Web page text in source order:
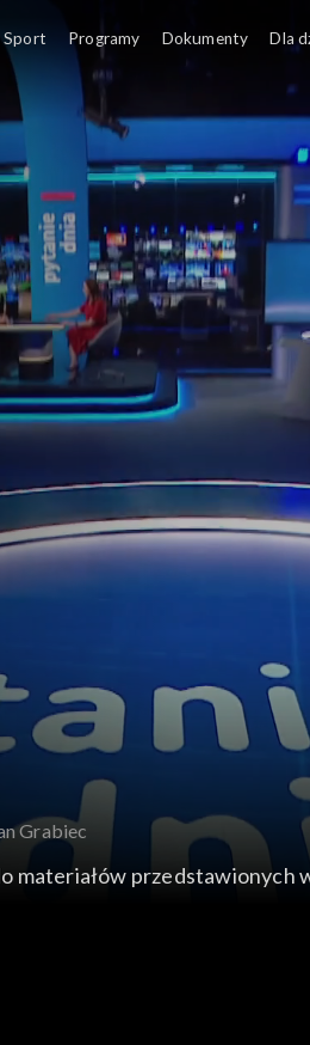
Grabiec
materiałów
Sport Programy Dokumenty Dla